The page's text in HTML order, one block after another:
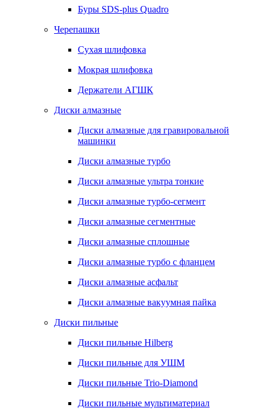
Буры SDS-plus Quadro
Черепашки
Сухая шлифовка
Мокрая шлифовка
Держатели АГШК
Диски алмазные
Диски алмазные для гравировальной
машинки
Диски алмазные турбо
Диски алмазные ультра тонкие
Диски алмазные турбо-сегмент
Диски алмазные сегментные
Диски алмазные сплошные
Диски алмазные турбо с фланцем
Диски алмазные асфальт
Диски алмазные вакуумная пайка
Диски пильные
Диски пильные Hilberg
Диски пильные для УШМ
Диски пильные Trio-Diamond
Диски пильные мультиматериал